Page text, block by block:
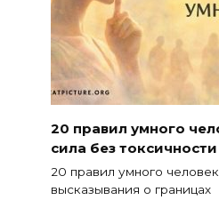
20 правил умного
сила без токсичности
20 правил умного
высказывания о границах